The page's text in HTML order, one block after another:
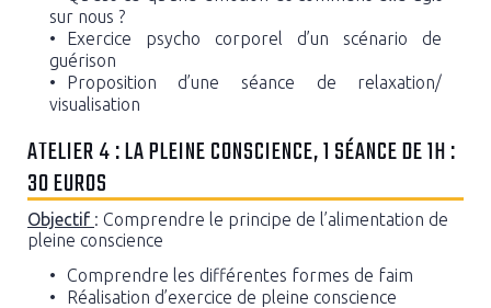
sur nous ?
Exercice psycho corporel d’un scénario de
guérison
Proposition d’une séance de relaxation/
visualisation
ATELIER 4 : LA PLEINE CONSCIENCE, 1 SÉANCE DE 1H :
30 EUROS
Objectif : Comprendre le principe de l’alimentation de
pleine conscience
Comprendre les différentes formes de faim
Réalisation d’exercice de pleine conscience